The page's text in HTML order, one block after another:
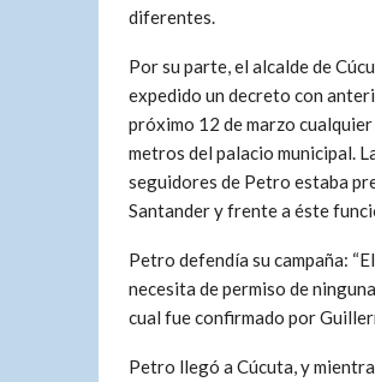
diferentes.
Por su parte, el alcalde de
expedido un decreto con
próximo 12 de marzo
metros del palacio municipal.
seguidores de Petro estaba
Santander y frente a éste
Petro defendía su campaña:
necesita de permiso de
cual fue confirmado por
Petro llegó a Cúcuta, y